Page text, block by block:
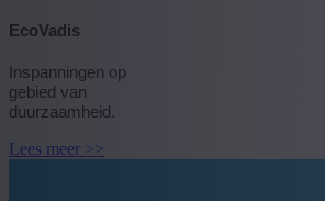
EcoVadis
Inspanningen op
gebied van
duurzaamheid.
Lees meer >>